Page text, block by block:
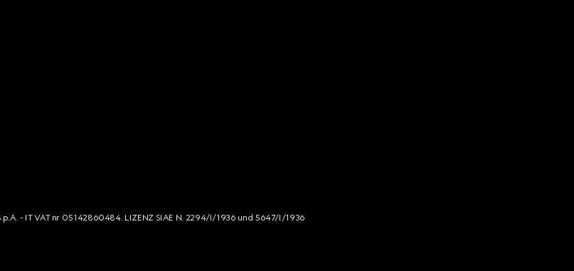
- IT VAT nr 05142860484. LIZENZ SIAE N. 2294/I/1936 und 5647/I/1936